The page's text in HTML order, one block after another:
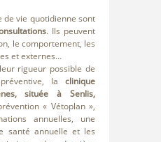
de vie quotidienne sont
. Ils peuvent
le comportement, les
et externes…
rigueur possible de
la clinique
située à Senlis,
« Vétoplan »,
annuelles, une
santé annuelle et les